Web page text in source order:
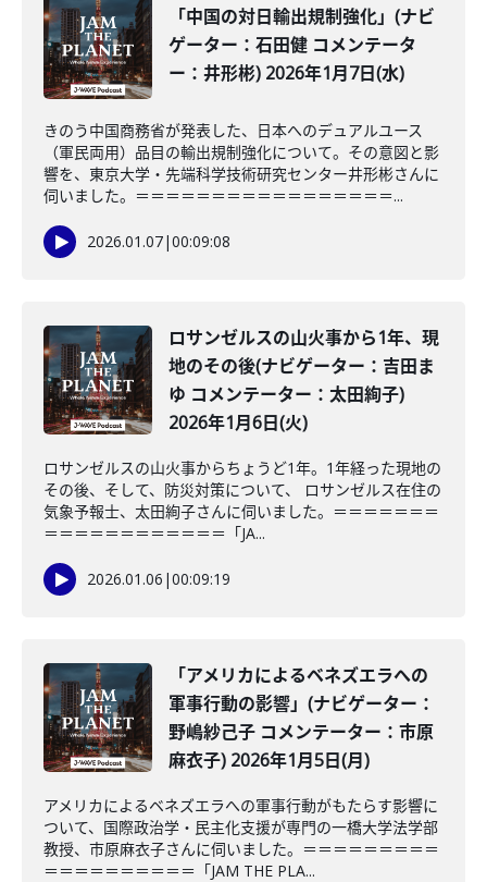
「中国の対日輸出規制強化」(ナビ
ゲーター：石田健 コメンテータ
ー：井形彬) 2026年1月7日(水)
きのう中国商務省が発表した、日本へのデュアルユース
（軍民両用）品目の輸出規制強化について。その意図と影
響を、東京大学・先端科学技術研究センター井形彬さんに
伺いました。＝＝＝＝＝＝＝＝＝＝＝＝＝＝＝＝＝...
2026.01.07|00:09:08
ロサンゼルスの山火事から1年、現
地のその後(ナビゲーター：吉田ま
ゆ コメンテーター：太田絢子)
2026年1月6日(火)
ロサンゼルスの山火事からちょうど1年。1年経った現地の
その後、そして、防災対策について、 ロサンゼルス在住の
気象予報士、太田絢子さんに伺いました。＝＝＝＝＝＝＝
＝＝＝＝＝＝＝＝＝＝＝＝「JA...
2026.01.06 |00:09:19
「アメリカによるベネズエラへの
軍事行動の影響」(ナビゲーター：
野嶋紗己子 コメンテーター：市原
麻衣子) 2026年1月5日(月)
アメリカによるベネズエラへの軍事行動がもたらす影響に
ついて、国際政治学・民主化支援が専門の一橋大学法学部
教授、市原麻衣子さんに伺いました。＝＝＝＝＝＝＝＝＝
＝＝＝＝＝＝＝＝＝＝「JAM THE PLA...